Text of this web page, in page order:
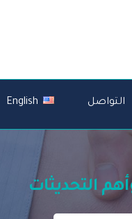
التواصل English